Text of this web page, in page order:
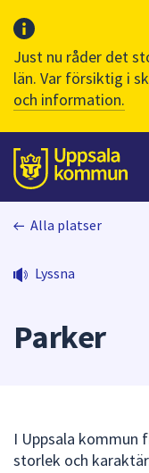
Just nu råder det
län. Var försiktig i
och information.
Till sidans
huvudinnehåll
Alla platser
Lyssna
Parker
I Uppsala kommun
storlek och